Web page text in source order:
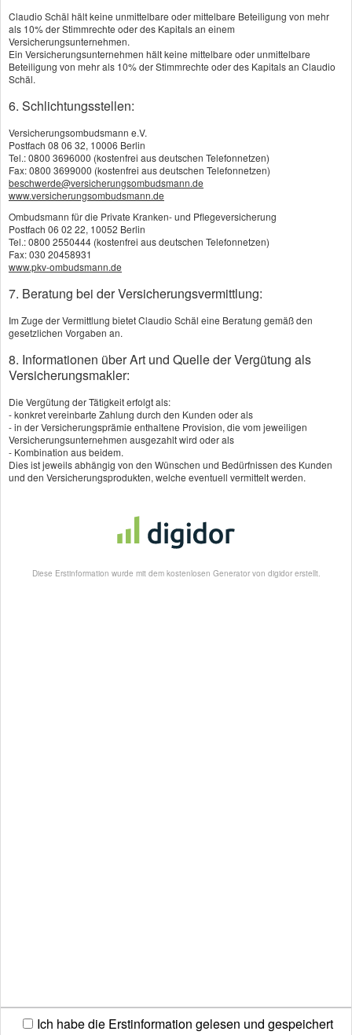
abgelehnt wurden und den Befundbericht ihrerseits von Ihnen
anfordern. Und diese Frage müssen Sie auch wieder wahrheitsgemäß
beantworten. Mit dem wahrscheinlichen Risiko wieder abgelehnt zu
werden Und so geht das Spiel dann immer weiter.
Übrigens, im Regelfall erhalten Sie keine Begründung für die Ablehnung
bestenfalls noch bedauert werden.
Aufgrund unserer Datenschutzbestimmungen erfahren auch die
Vermittler nicht die wahren Ablehnungsgründe. Deshalb besteht auch
keinerlei Möglichkeit gegen eine eventuelle Fehlentscheidung Protest
ein zu legen.
Und noch einmal will ich darauf hinweisen, dass der Befundbericht von
und die Versicherung den Vertrag mit Ihnen schließt.
Diese Rechnung ist Ihre Rechnung.
Deswegen noch einmal der Hinweis eine Gesellschaft mit guten
Antragsfragen stellt und damit keine zu strengen Annahmebedingungen
können ist absolut wichtig.
jetzt hier klicken
Wenn Sie lieber mit mir persönlich sprechen wollen, nehmen Sie gerne
Kontakt zu mir auf.
In den folgenden Orten, kann ich Sie auch zu hause besuchen:
Pforzheim, Calw, Freudenstadt, Dornstetten, Pfalzgrafenweiler,
Haiterbach, Gärtringen, Ehningen, Weil der Stadt, Ostelsheim,
Simmozheim, Ebhausen, Rohrdorf, Althengstett, Holzgerlingen,
Gechingen, Hildrizhausen, Jettingen, Magstadt, Maichingen, Mötzingen,
Claudio Schäl hält keine unmittelbare oder mittelbare Beteiligung von mehr
als 10% der Stimmrechte oder des Kapitals an einem
Versicherungsunternehmen.
Ein Versicherungsunternehmen hält keine mittelbare oder unmittelbare
Beteiligung von mehr als 10% der Stimmrechte oder des Kapitals an Claudio
Schäl.
6. Schlichtungsstellen:
Versicherungsombudsmann e.V.
Postfach 08 06 32, 10006 Berlin
Tel.: 0800 3696000 (kostenfrei aus deutschen Telefonnetzen)
Fax: 0800 3699000 (kostenfrei aus deutschen Telefonnetzen)
beschwerde@versicherungsombudsmann.de
www.versicherungsombudsmann.de
Ombudsmann für die Private Kranken- und Pflegeversicherung
Postfach 06 02 22, 10052 Berlin
Tel.: 0800 2550444 (kostenfrei aus deutschen Telefonnetzen)
Fax: 030 20458931
www.pkv-ombudsmann.de
7. Beratung bei der Versicherungsvermittlung:
Im Zuge der Vermittlung bietet Claudio Schäl eine Beratung gemäß den
gesetzlichen Vorgaben an.
8. Informationen über Art und Quelle der Vergütung als
Versicherungsmakler:
Die Vergütung der Tätigkeit erfolgt als:
- konkret vereinbarte Zahlung durch den Kunden oder als
- in der Versicherungsprämie enthaltene Provision, die vom jeweiligen
Versicherungsunternehmen ausgezahlt wird oder als
- Kombination aus beidem.
Dies ist jeweils abhängig von den Wünschen und Bedürfnissen des Kunden
und den Versicherungsprodukten, welche eventuell vermittelt werden.
Diese Erstinformation wurde mit dem kostenlosen Generator von digidor erstellt.
Ich habe die Erstinformation gelesen und gespeichert